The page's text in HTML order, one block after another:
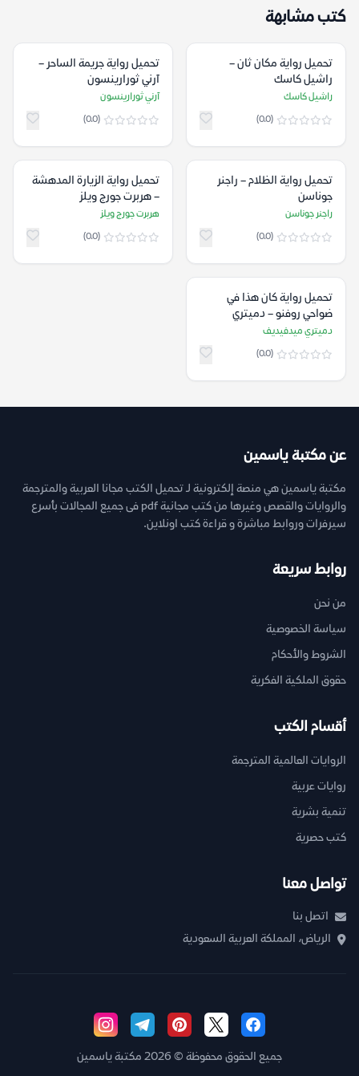
كتب مشابهة
تحميل رواية مكان ثان –
راشيل كاسك
راشيل كاسك
(0.0)
تحميل رواية جريمة الساحر –
آرني ثورارينسون
آرني ثورارينسون
(0.0)
تحميل رواية الظلام – راجنر
جوناسن
راجنر جوناسن
(0.0)
تحميل رواية الزيارة المدهشة
– هربرت جورج ويلز
هربرت جورج ويلز
(0.0)
تحميل رواية كان هذا في
ضواحي روفنو – دميتري
ميدفيديف
دميتري ميدفيديف
(0.0)
عن مكتبة ياسمين
مكتبة ياسمين هي منصة إلكترونية لـ تحميل الكتب مجانا العربية والمترجمة
والروايات والقصص وغيرها من كتب مجانية pdf فى جميع المجالات بأسرع
سيرفرات وروابط مباشرة و قراءة كتب اونلاين.
روابط سريعة
من نحن
سياسة الخصوصية
الشروط والأحكام
حقوق الملكية الفكرية
أقسام الكتب
الروايات العالمية المترجمة
روايات عربية
تنمية بشرية
كتب حصرية
تواصل معنا
اتصل بنا
الرياض، المملكة العربية السعودية
جميع الحقوق محفوظة © 2026 مكتبة ياسمين